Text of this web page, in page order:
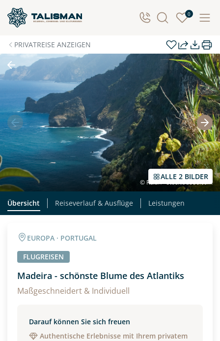
0
PRIVATREISE ANZEIGEN
ALLE 2 BILDER
© Rulan - stock.adobe.com
Übersicht Reiseverlauf & Ausflüge Leistungen
EUROPA · PORTUGAL
FLUGREISEN
Madeira - schönste Blume des Atlantiks
Maßgeschneidert & Individuell
Darauf können Sie sich freuen
Authentische Erlebnisse mit Ihrem privatem
Individuelle Anfrage
Herzlichen Dank für Ihre Kontaktaufnahme! Ihr Urlaub
- so individuell wie Sie. Teilen Sie uns Ihre
Wunschtermine für die Reise mit. Wir prüfen die
Verfügbarkeit und kontaktieren Sie, um alles Weitere
zu besprechen. Gemeinsam gestalten wir Ihre
Traumreise.
Persönliche Daten
Vorname Nachname
E-Mail* Telefon
Alter
Unterkunft